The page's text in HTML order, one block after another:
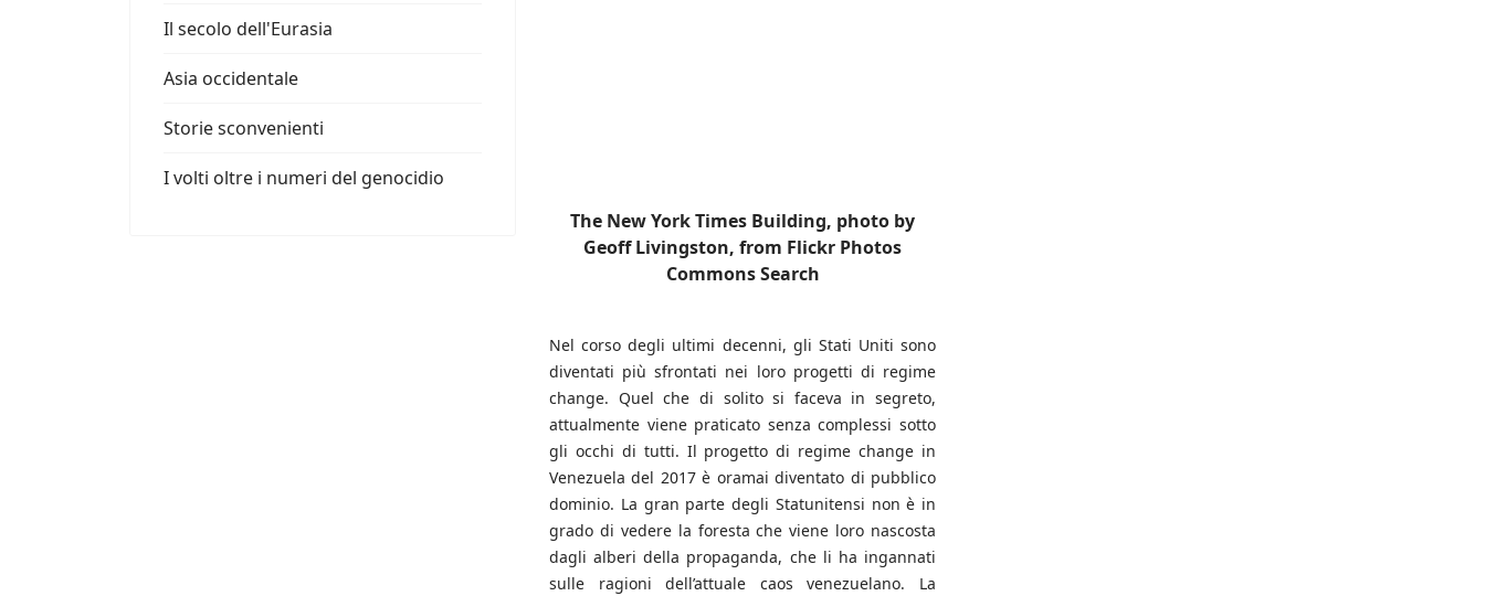
Il secolo dell'Eurasia
Asia occidentale
Storie sconvenienti
I volti oltre i numeri del genocidio
The New York Times Building, photo by
Geoff Livingston, from Flickr Photos
Commons Search
Nel corso degli ultimi decenni, gli Stati Uniti sono
diventati più sfrontati nei loro progetti di regime
change. Quel che di solito si faceva in segreto,
attualmente viene praticato senza complessi sotto
gli occhi di tutti. Il progetto di regime change in
Venezuela del 2017 è oramai diventato di pubblico
dominio. La gran parte degli Statunitensi non è in
grado di vedere la foresta che viene loro nascosta
dagli alberi della propaganda, che li ha ingannati
sulle ragioni dell’attuale caos venezuelano. La